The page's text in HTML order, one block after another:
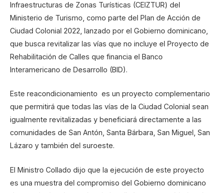
Infraestructuras de Zonas Turísticas (CEIZTUR) del
Ministerio de Turismo, como parte del Plan de Acción de
Ciudad Colonial 2022, lanzado por el Gobierno dominicano,
que busca revitalizar las vías que no incluye el Proyecto de
Rehabilitación de Calles que financia el Banco
Interamericano de Desarrollo (BID).
Este reacondicionamiento es un proyecto complementario
que permitirá que todas las vías de la Ciudad Colonial sean
igualmente revitalizadas y beneficiará directamente a las
comunidades de San Antón, Santa Bárbara, San Miguel, San
Lázaro y también del suroeste.
El Ministro Collado dijo que la ejecución de este proyecto
es una muestra del compromiso del Gobierno dominicano